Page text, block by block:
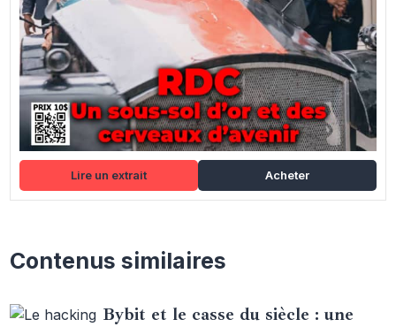
Lire un extrait Acheter
Contenus similaires
Bybit et le casse du siècle : une